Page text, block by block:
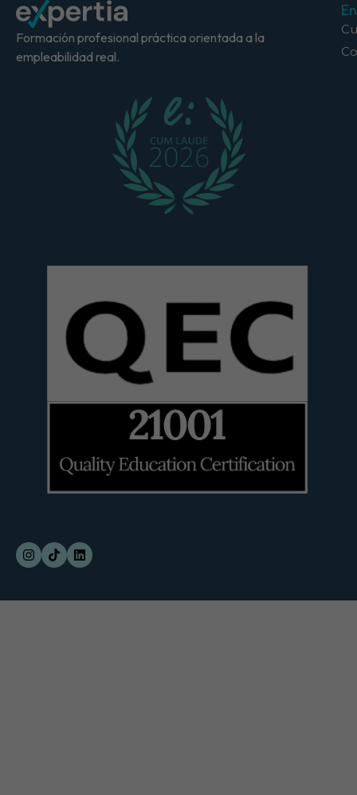
Formación profesional práctica orientada a la
empleabilidad real.